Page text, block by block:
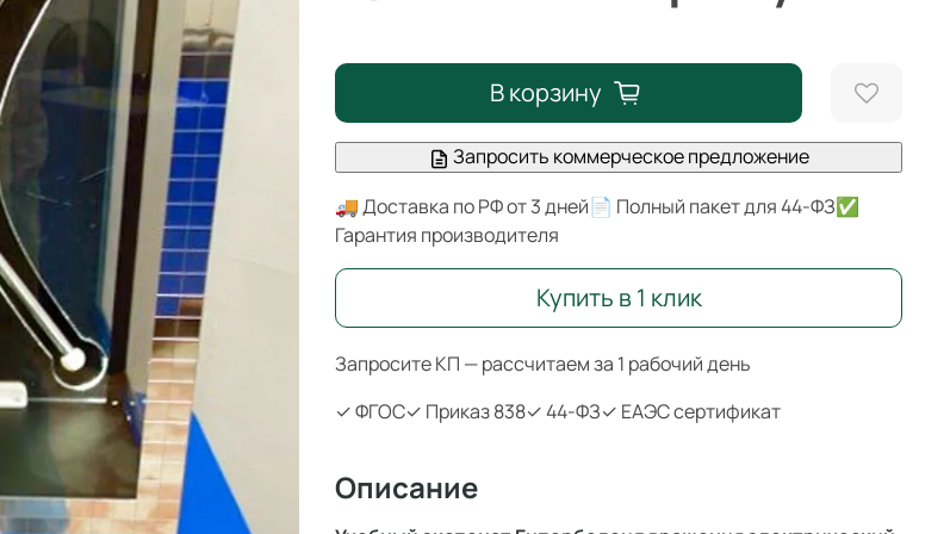
Запросите КП — рассчитаем за 1 рабочий день
✓ ФГОС✓ Приказ 838✓ 44-ФЗ✓ ЕАЭС сертификат
В корзину
Запросить коммерческое предложение
🚚 Доставка по РФ от 3 дней📄 Полный пакет для 44-ФЗ✅
Гарантия производителя
Купить в 1 клик
Описание